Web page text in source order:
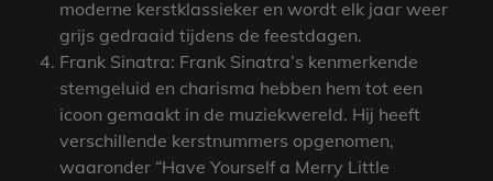
moderne kerstklassieker en wordt elk jaar weer
grijs gedraaid tijdens de feestdagen.
Frank Sinatra: Frank Sinatra’s kenmerkende
stemgeluid en charisma hebben hem tot een
icoon gemaakt in de muziekwereld. Hij heeft
verschillende kerstnummers opgenomen,
waaronder “Have Yourself a Merry Little